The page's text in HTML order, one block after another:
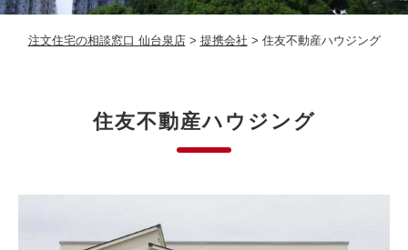
注文住宅の相談窓口 仙台泉店> 提携会社 > 住友不動産ハウジング
住友不動産ハウジング